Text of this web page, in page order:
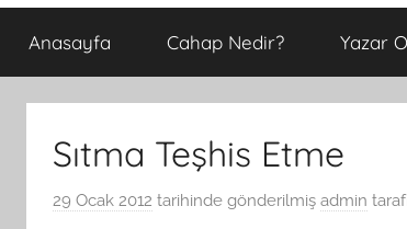
Anasayfa Cahap Nedir? Yazar
Sıtma Teşhis Etme
29 Ocak 2012 tarihinde gönderilmiş admin